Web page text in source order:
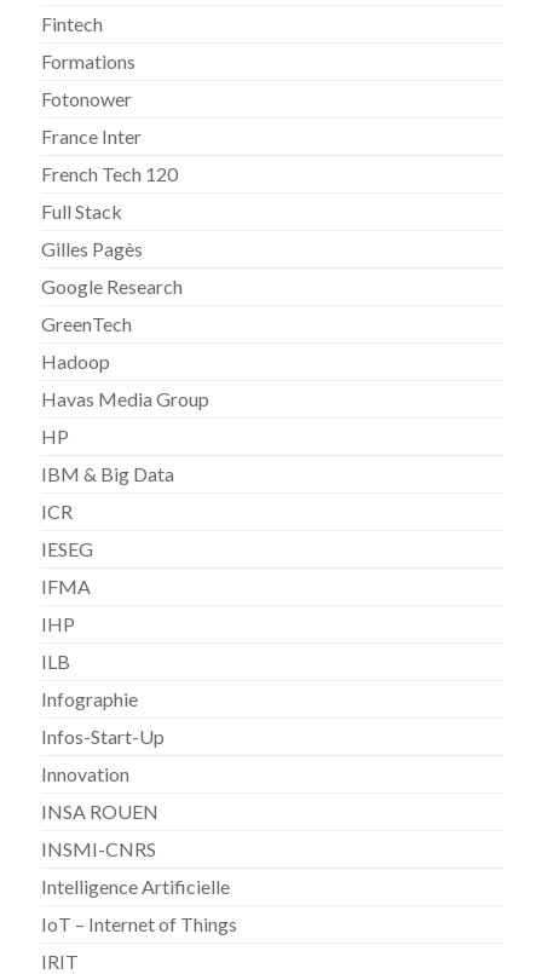
Fintech
Formations
Fotonower
France Inter
French Tech 120
Full Stack
Gilles Pagès
Google Research
GreenTech
Hadoop
Havas Media Group
HP
IBM & Big Data
ICR
IESEG
IFMA
IHP
ILB
Infographie
Infos-Start-Up
Innovation
INSA ROUEN
INSMI-CNRS
Intelligence Artificielle
IoT – Internet of Things
IRIT